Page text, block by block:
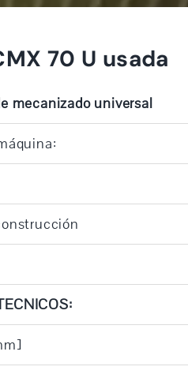
70 U usada
mecanizado universal